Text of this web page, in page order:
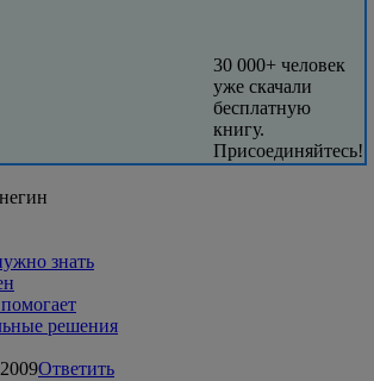
30 000+ человек
уже скачали
бесплатную
книгу.
Присоединяйтесь!
знать
решения
Ответить